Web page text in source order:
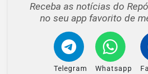
Receba as notícias do
no seu app favorito de
Telegram Whatsapp